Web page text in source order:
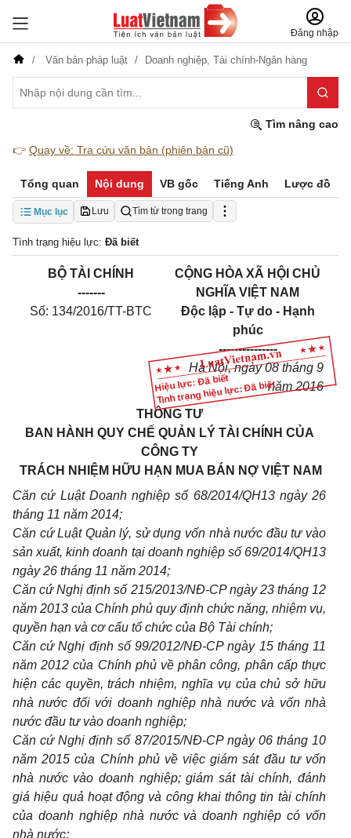
Đăng nhập
Văn bản pháp luật Doanh nghiệp, Tài chính-Ngân hàng
Tìm nâng cao
👉 Quay về: Tra cứu văn bản (phiên bản cũ)
Tổng quan Nội dung VB gốc Tiếng Anh Lược đồ
Mục lục Lưu Tìm từ trong trang
Tình trạng hiệu lực: Đã biết
Hiệu lực: Đã biết
Tình trạng hiệu lực: Đã biết
BỘ TÀI CHÍNH
-------
Số: 134/2016/TT-BTC
CỘNG HÒA XÃ HỘI CHỦ
NGHĨA VIỆT NAM
Độc lập - Tự do - Hạnh
phúc
---------------
Hà Nội, ngày 08 tháng 9
năm 2016
THÔNG TƯ
BAN HÀNH QUY CHẾ QUẢN LÝ TÀI CHÍNH CỦA
CÔNG TY
TRÁCH NHIỆM HỮU HẠN MUA BÁN NỢ VIỆT NAM
Căn cứ Luật Doanh nghiệp số 68/2014/QH13 ngày 26
tháng 11 năm 2014;
Căn cứ Luật Quản lý, sử dụng vốn nhà nước đầu tư vào
sản xuất, kinh doanh tại doanh nghiệp số69/2014/QH13
ngày 26 tháng 11 năm 2014;
Căn cứ Nghị định số 215/2013/NĐ-CP ngày 23 tháng 12
năm 2013 của Chính phủ quy định chức năng, nhiệm vụ,
quyền hạn và cơ cấu tổ chức của Bộ Tài chính;
Căn cứ Nghị định số 99/2012/NĐ-CP ngày 15 tháng 11
năm 2012 của Chính phủ về phân công, phân cấp thực
hiện các quyền, trách nhiệm, nghĩa vụ của chủ sở hữu
nhà nước đối với doanh nghiệp nhà nước và vốn nhà
nước đầu tư vào doanh nghiệp;
Căn cứ Nghị định số 87/2015/NĐ-CP ngày 06 tháng 10
năm 2015 của Chính phủ về việc giám sát đầu tư vốn
nhà nước vào doanh nghiệp; giám sát tài chính, đánh
giá hiệu quả hoạt động và công khai thông tin tài chính
của doanh nghiệp nhà nước và doanh nghiệp có vốn
nhà nước;